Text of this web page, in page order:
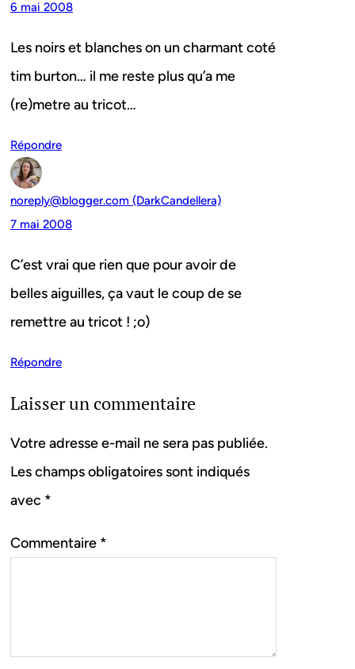
6 mai 2008
Les noirs et blanches on un charmant coté
tim burton… il me reste plus qu’a me
(re)metre au tricot…
Répondre
noreply@blogger.com (DarkCandellera)
7 mai 2008
C’est vrai que rien que pour avoir de
belles aiguilles, ça vaut le coup de se
remettre au tricot ! ;o)
Répondre
Laisser un commentaire
Votre adresse e-mail ne sera pas publiée.
Les champs obligatoires sont indiqués
avec *
Commentaire *